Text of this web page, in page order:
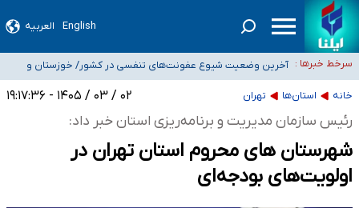
English العربیه
سرخط خبرها :
موضع وزارت بهداشت درباره ظرفیت پزشکی کنکور ۱۴۰۵: خواستار اصلاح ظرفیت‌ها
هستیم، اما هنوز پاسخ مشخصی نگرفته‌ایم
تعویق آزمون ورودی دکترای تخصصی فرماندهی صحنه عملیات و دکترای تخصصی
جغرافیای نظامی دافوس آجاخبرنگاران راویان حقیقت با دغدغه نان، مسکن و بیمه
آخرین وضعیت شیوع عفونت‌های تنفسی در کشور/ خوزستان و
کرمان بالاتر از آستانه هشدار
خانه استان‌ها تهران ۰۲ / ۰۳ / ۱۴۰۵ - ۱۹:۱۷:۳۶
رئیس سازمان مدیریت و برنامه‌ریزی استان خبر داد:
شهرستان های محروم استان تهران در
اولویت‌های بودجه‌ای